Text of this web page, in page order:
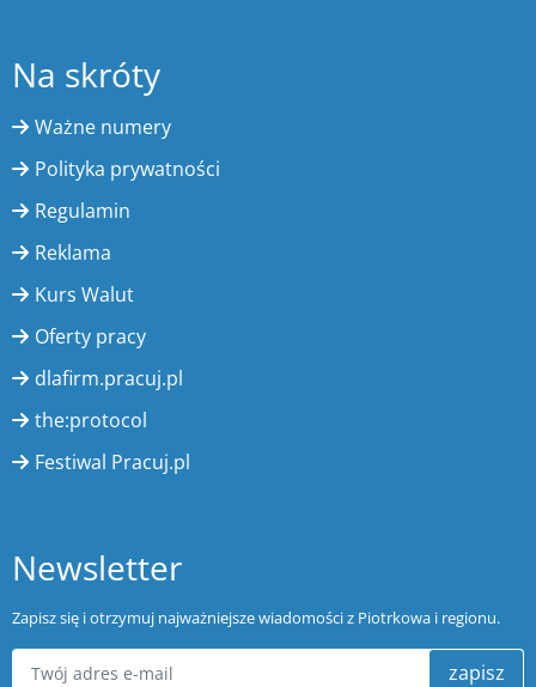
Na skróty
Ważne numery
Polityka prywatności
Regulamin
Reklama
Kurs Walut
Oferty pracy
dlafirm.pracuj.pl
the:protocol
Festiwal Pracuj.pl
Newsletter
Zapisz się i otrzymuj najważniejsze wiadomości z Piotrkowa i regionu.
zapisz